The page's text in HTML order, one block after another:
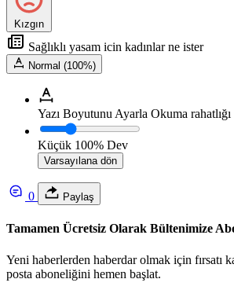
Kızgın
Sağlıklı yasam icin kadınlar ne ister
Normal (100%)
Yazı Boyutunu Ayarla Okuma
Küçük 100% Dev
Varsayılana dön
0 Paylaş
Tamamen Ücretsiz Olarak Bültenimize
Yeni haberlerden haberdar olmak için fırsatı
posta aboneliğini hemen başlat.